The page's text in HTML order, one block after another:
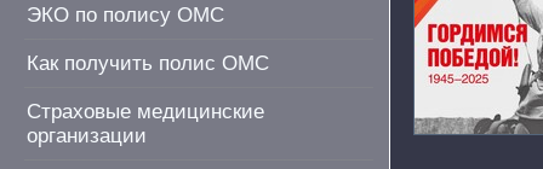
ЭКО по полису ОМС
Как получить полис ОМС
Страховые медицинские
организации